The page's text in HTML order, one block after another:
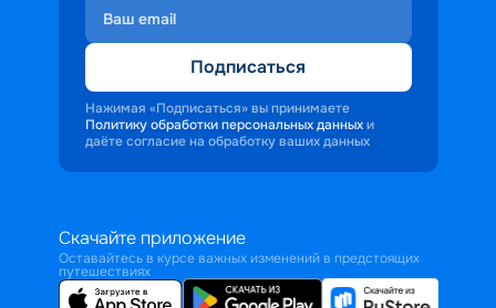
Подписаться
Нажимая «Подписаться» вы принимаете
Политику обработки персональных данных и
даёте согласие на обработку ваших данных
Скачайте приложение
Оставайтесь в курсе важных изменений в предстоящих
путешествиях